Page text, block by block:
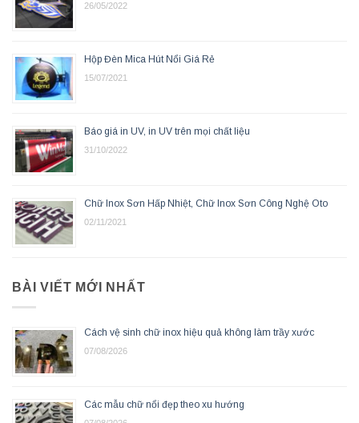
26/05/2022
Hộp Đèn Mica Hút Nổi Giá Rẻ
15/07/2021
Báo giá in UV, in UV trên mọi chất liệu
31/10/2022
Chữ Inox Sơn Hấp Nhiệt, Chữ Inox Sơn Công Nghệ Oto
02/11/2021
BÀI VIẾT MỚI NHẤT
Cách vệ sinh chữ inox hiệu quả không làm trầy xước
07/08/2026
Các mẫu chữ nổi đẹp theo xu hướng